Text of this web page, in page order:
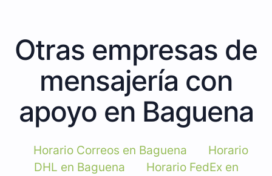
Otras empresas de
mensajería con
apoyo en Baguena
Horario Correos en Baguena
Horario
DHL en Baguena
Horario FedEx en